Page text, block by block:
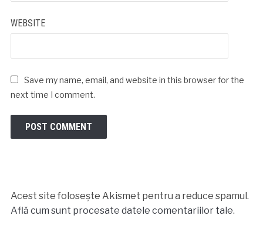
WEBSITE
Save my name, email, and website in this browser for the
next time I comment.
Acest site folosește Akismet pentru a reduce spamul.
Află cum sunt procesate datele comentariilor tale.